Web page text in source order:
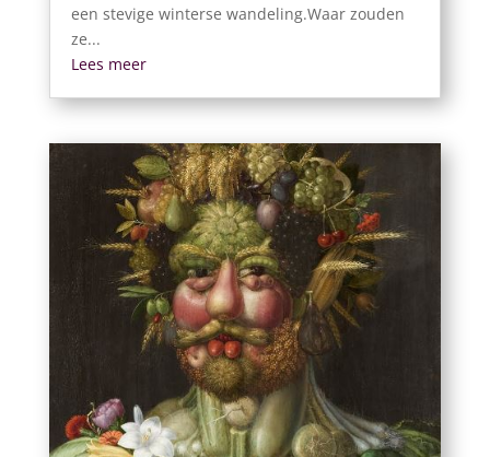
een stevige winterse wandeling.Waar zouden
ze...
Lees meer